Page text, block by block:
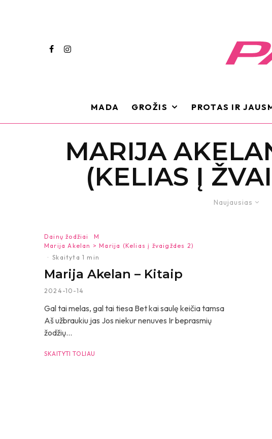
MADA GROŽIS PROTAS IR
MARIJA
(KELIAS Į
Naujausias
Dainų žodžiai
M
Marija Akelan > Marija (Kelias į žvaigždes 2)
· Skaityta 1 min
Marija Akelan – Kitaip
2024-10-14
Gal tai melas, gal tai tiesa Bet kai saulę keičia tamsa
Aš užbraukiu jas Jos niekur nenuves Ir beprasmių
žodžių...
SKAITYTI TOLIAU